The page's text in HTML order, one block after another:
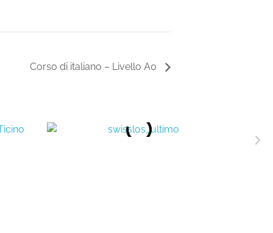
Corso di italiano – Livello A0